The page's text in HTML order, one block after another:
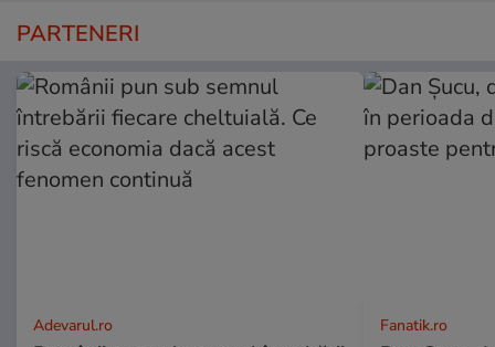
PARTENERI
Adevarul.ro Fanatik.ro